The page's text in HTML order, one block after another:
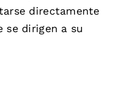
directamente
se dirigen a su